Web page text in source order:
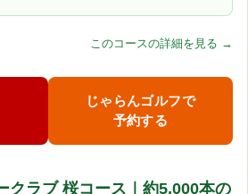
このコースの詳細を見る →
じゃらんゴルフで
予約する
クラブ 桜コース｜約5,000本の